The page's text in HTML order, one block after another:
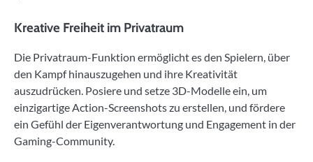
Kreative Freiheit im Privatraum
Die Privatraum-Funktion ermöglicht es den Spielern, über
den Kampf hinauszugehen und ihre Kreativität
auszudrücken. Posiere und setze 3D-Modelle ein, um
einzigartige Action-Screenshots zu erstellen, und fördere
ein Gefühl der Eigenverantwortung und Engagement in der
Gaming-Community.